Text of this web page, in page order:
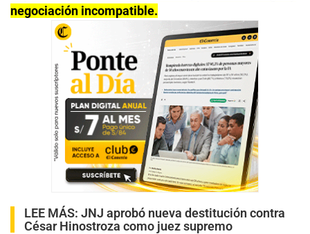
negociación incompatible.
LEE MÁS: JNJ aprobó nueva destitución contra
César Hinostroza como juez supremo